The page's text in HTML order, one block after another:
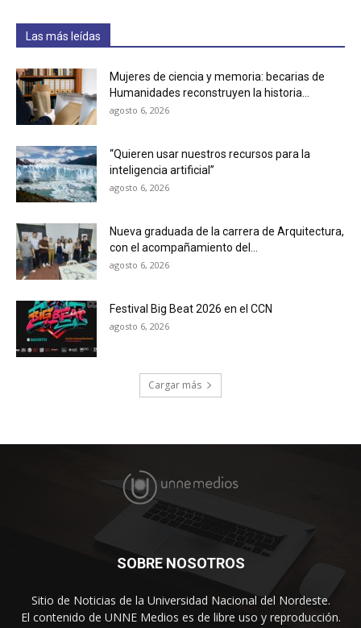
Las más leídas
Mujeres de ciencia y memoria: becarias de
Humanidades reconstruyen la historia...
agosto 6, 2026
“Quieren usar nuestros recursos para la
inteligencia artificial”
agosto 6, 2026
Nueva graduada de la carrera de Arquitectura,
con el acompañamiento del...
agosto 6, 2026
Festival Big Beat 2026 en el CCN
agosto 6, 2026
Cargar más
SOBRE NOSOTROS
Sitio de Noticias de la Universidad Nacional del Nordeste.
El contenido de UNNE Medios es de libre uso y reproducción.